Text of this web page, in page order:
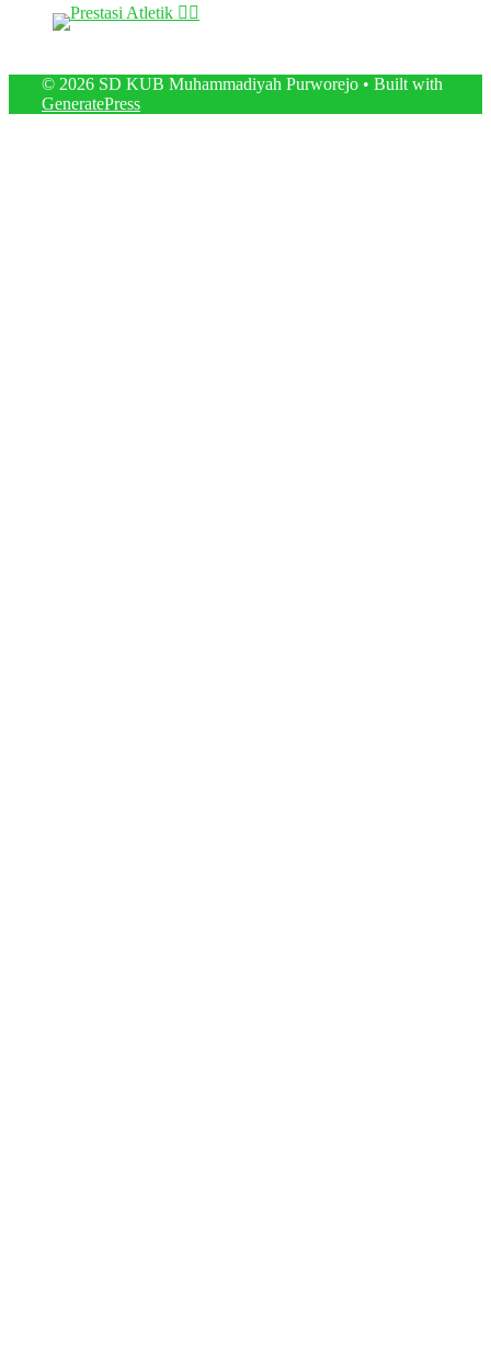
© 2026 SD KUB Muhammadiyah Purworejo • Built with
GeneratePress